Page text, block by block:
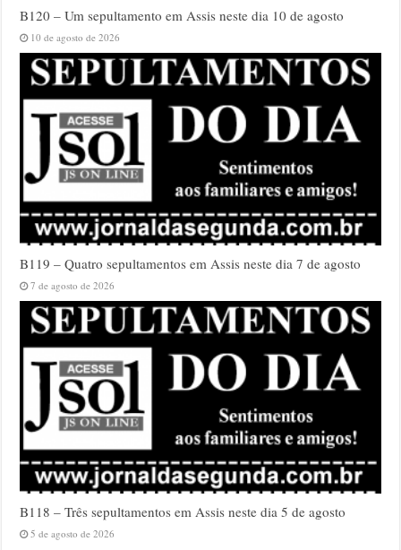
B120 – Um sepultamento em Assis neste dia 10 de agosto
10 de agosto de 2026
B119 – Quatro sepultamentos em Assis neste dia 7 de agosto
7 de agosto de 2026
B118 – Três sepultamentos em Assis neste dia 5 de agosto
5 de agosto de 2026